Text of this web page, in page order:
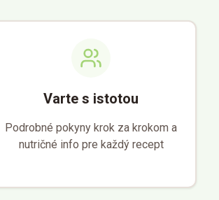
Varte s istotou
Podrobné pokyny krok za krokom a
nutričné info pre každý recept